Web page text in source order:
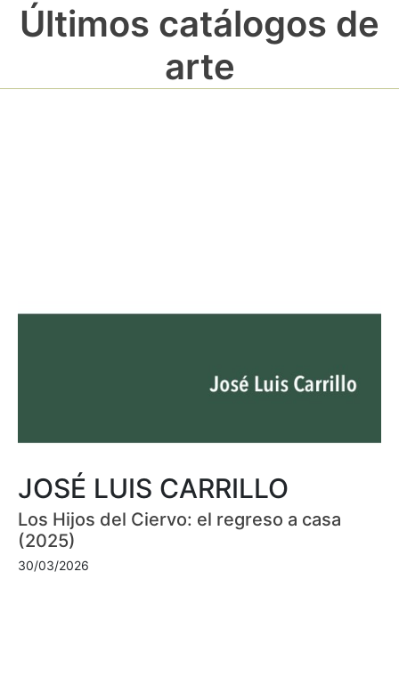
Últimos catálogos de
arte
JOSÉ LUIS CARRILLO
Los Hijos del Ciervo: el regreso a casa
(2025)
30/03/2026